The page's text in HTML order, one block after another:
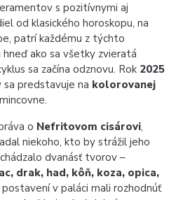
s pozitívnymi aj
od klasického horoskopu, na
patrí každému z týchto
hneď ako sa všetky zvieratá
sa začína odznovu. Rok 2025
sa predstavuje na kolorovanej
o Nefritovom cisárovi,
niekoho, kto by strážil jeho
dvanásť tvorov –
drak, had, kôň, koza, opica,
postavení v paláci mali rozhodnúť